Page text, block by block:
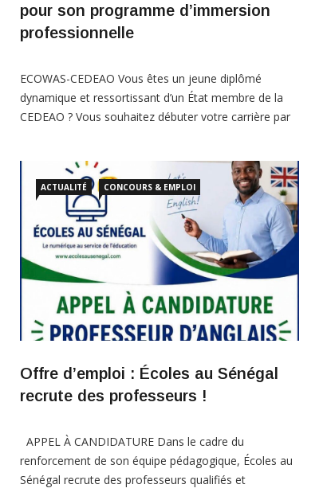
pour son programme d’immersion
professionnelle
ECOWAS-CEDEAO ​Vous êtes un jeune diplômé
dynamique et ressortissant d’un État membre de la
CEDEAO ? Vous souhaitez débuter votre carrière par
! La CEDEAO lance officiellement un appel à
candidatures pour son programme d’immersion
professionnelle d’un an, entièrement
ACTUALITÉ CONCOURS & EMPLOI
Offre d’emploi : Écoles au Sénégal
recrute des professeurs !
APPEL À CANDIDATURE Dans le cadre du
renforcement de son équipe pédagogique, Écoles au
Sénégal recrute des professeurs qualifiés et